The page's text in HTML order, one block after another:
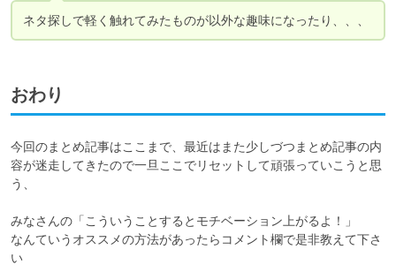
ネタ探しで軽く触れてみたものが以外な趣味になったり、、、
おわり
今回のまとめ記事はここまで、最近はまた少しづつまとめ記事の内
容が迷走してきたので一旦ここでリセットして頑張っていこうと思
う、
みなさんの「こういうことするとモチベーション上がるよ！」
なんていうオススメの方法があったらコメント欄で是非教えて下さ